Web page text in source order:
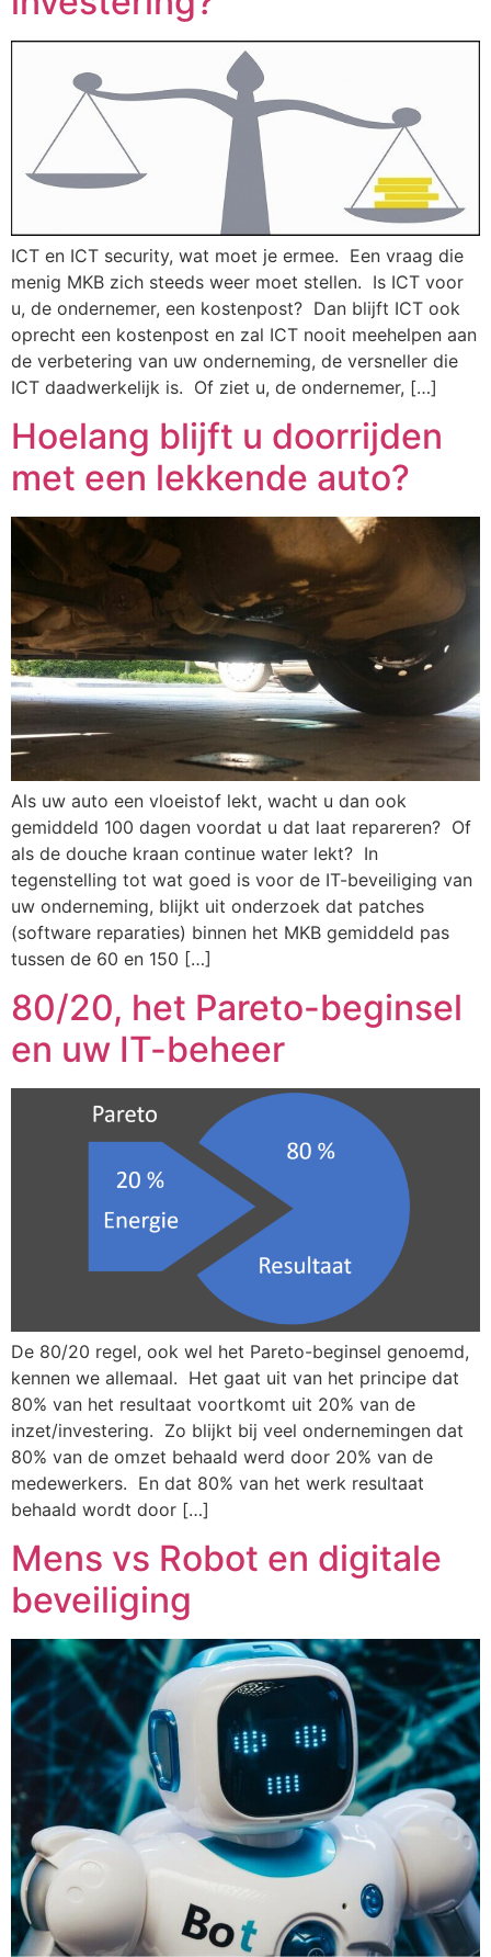
ICT en ICT security, wat moet je ermee. Een vraag die
menig MKB zich steeds weer moet stellen. Is ICT voor
u, de ondernemer, een kostenpost? Dan blijft ICT ook
oprecht een kostenpost en zal ICT nooit meehelpen aan
de verbetering van uw onderneming, de versneller die
ICT daadwerkelijk is. Of ziet u, de ondernemer, […]
Hoelang blijft u doorrijden
met een lekkende auto?
Als uw auto een vloeistof lekt, wacht u dan ook
gemiddeld 100 dagen voordat u dat laat repareren? Of
als de douche kraan continue water lekt? In
tegenstelling tot wat goed is voor de IT-beveiliging van
uw onderneming, blijkt uit onderzoek dat patches
(software reparaties) binnen het MKB gemiddeld pas
tussen de 60 en 150 […]
80/20, het Pareto-beginsel
en uw IT-beheer
De 80/20 regel, ook wel het Pareto-beginsel genoemd,
kennen we allemaal. Het gaat uit van het principe dat
80% van het resultaat voortkomt uit 20% van de
inzet/investering. Zo blijkt bij veel ondernemingen dat
80% van de omzet behaald werd door 20% van de
medewerkers. En dat 80% van het werk resultaat
behaald wordt door […]
Mens vs Robot en digitale
beveiliging